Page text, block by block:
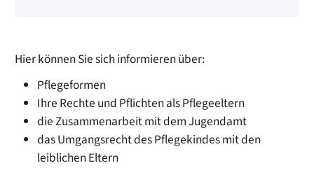
Hier können Sie sich informieren über:
Pflegeformen
Ihre Rechte und Pflichten als Pflegeeltern
die Zusammenarbeit mit dem Jugendamt
das Umgangsrecht des Pflegekindes mit den
leiblichen Eltern